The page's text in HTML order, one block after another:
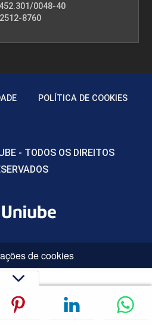
0048-40
8760
POLÍTICA DE COOKIES
- TODOS OS DIREITOS
de cookies